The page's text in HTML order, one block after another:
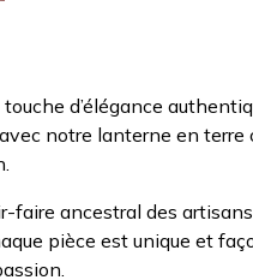
d’élégance
notre lanterne en terre
faire ancestral des artisans
pièce est unique et